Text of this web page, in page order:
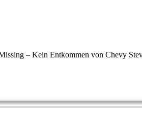
– Kein Entkommen von Chevy